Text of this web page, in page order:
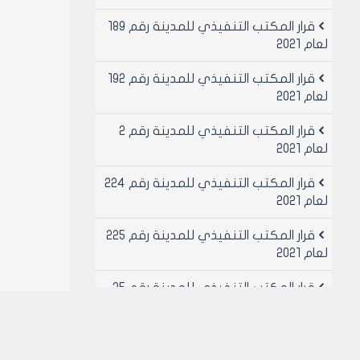
قرار المكتب التنفيذي للمدينة رقم 189
لعام 2021
قرار المكتب التنفيذي للمدينة رقم 192
لعام 2021
قرار المكتب التنفيذي للمدينة رقم 2
لعام 2021
قرار المكتب التنفيذي للمدينة رقم 224
لعام 2021
قرار المكتب التنفيذي للمدينة رقم 225
لعام 2021
قرار المكتب التنفيذي للمدينة رقم 25